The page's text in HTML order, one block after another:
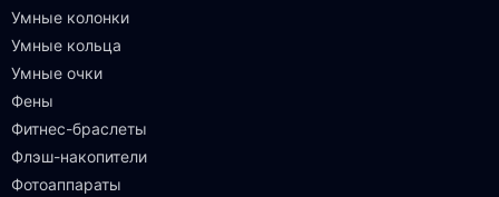
Умные колонки
Умные кольца
Умные очки
Фены
Фитнес-браслеты
Флэш-накопители
Фотоаппараты